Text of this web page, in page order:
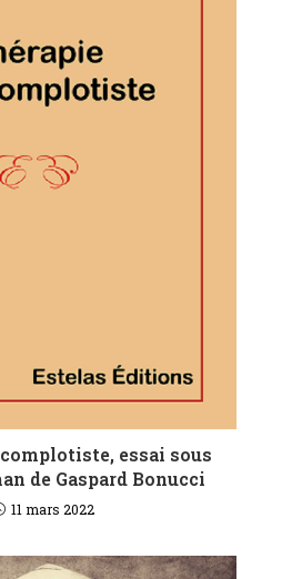
essai sous
de Gaspard Bonucci
11 mars 2022